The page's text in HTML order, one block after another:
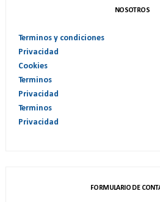
NOSOTROS
Terminos y condiciones
Privacidad
Cookies
Terminos
Privacidad
Terminos
Privacidad
FORMULARIO DE